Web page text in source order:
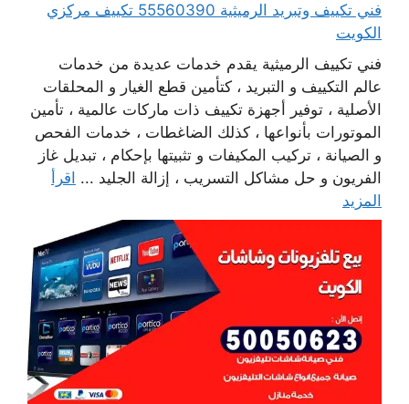
فني تكييف وتبريد الرميثية 55560390 تكييف مركزي
الكويت
فني تكييف الرميثية يقدم خدمات عديدة من خدمات
عالم التكييف و التبريد ، كتأمين قطع الغيار و المحلقات
الأصلية ، توفير أجهزة تكييف ذات ماركات عالمية ، تأمين
الموتورات بأنواعها ، كذلك الضاغطات ، خدمات الفحص
و الصيانة ، تركيب المكيفات و تثبيتها بإحكام ، تبديل غاز
الفريون و حل مشاكل التسريب ، إزالة الجليد ... اقرأ
المزيد